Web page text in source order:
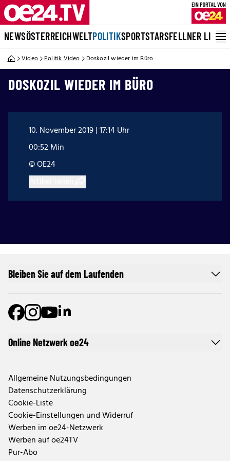
NEWSÖSTERREICHWELTPOLITIKSPORTSTARSFELLNER LIVE
Video Politik Video Doskozil wieder im Büro
DOSKOZIL WIEDER IM BÜRO
10. November 2019 | 17:14 Uhr
00:52 Min
© OE24
Online Netzwerk oe24
Allgemeine Nutzungsbedingungen
Datenschutzerklärung
Cookie-Liste
Cookie-Einstellungen und Widerruf
Werben im oe24-Netzwerk
Werben auf oe24TV
Pur-Abo
Bleiben Sie auf dem Laufenden